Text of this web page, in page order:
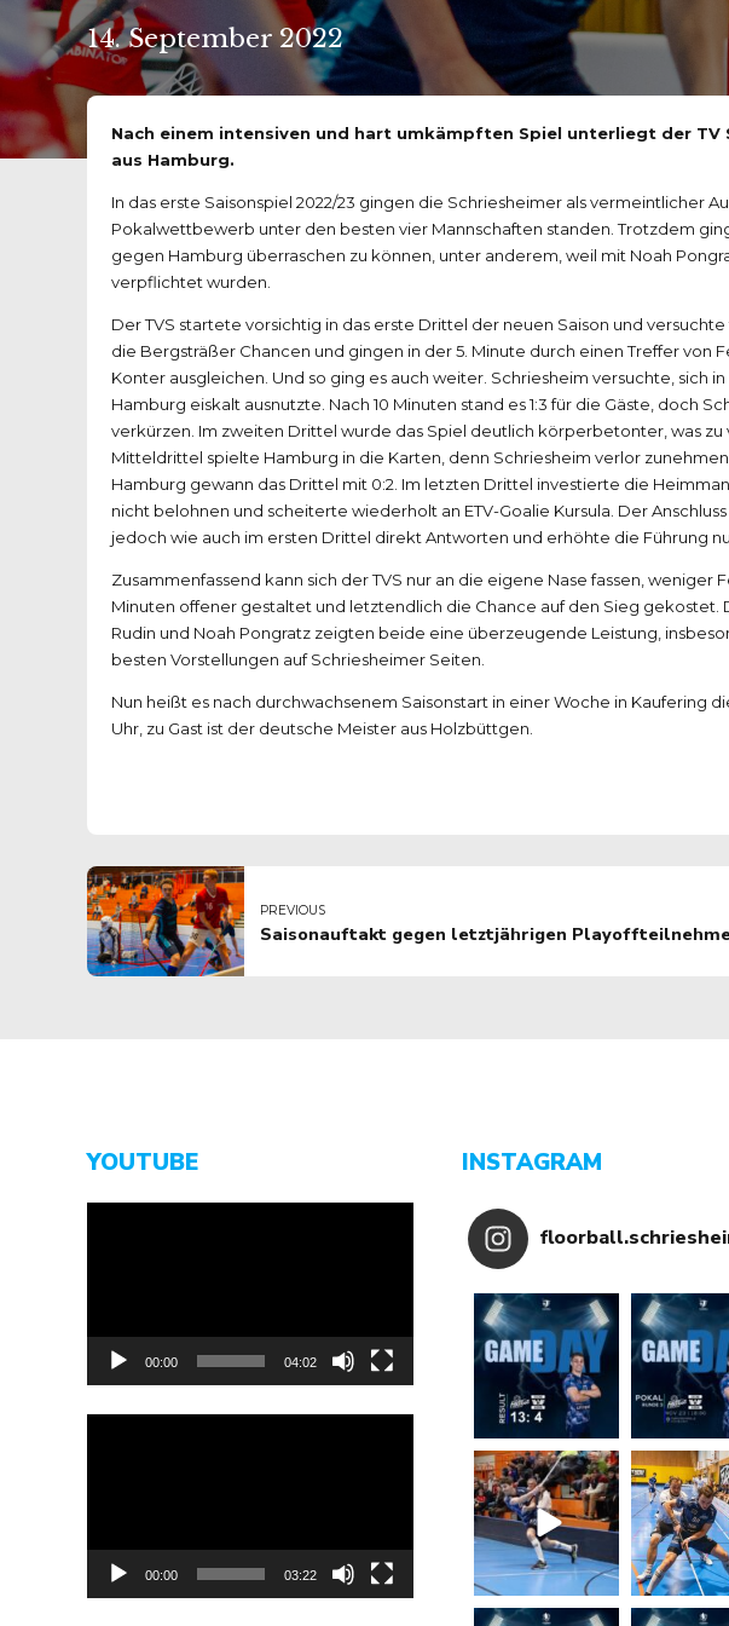
14. September 2022
Nach einem intensiven und hart umkämpften Spiel unterliegt der
aus Hamburg.
In das erste Saisonspiel 2022/23 gingen die Schriesheimer als vermeintlicher
Pokalwettbewerb unter den besten vier Mannschaften standen. Trotzdem
gegen Hamburg überraschen zu können, unter anderem, weil mit Noah
verpflichtet wurden.
Der TVS startete vorsichtig in das erste Drittel der neuen Saison und
die Bergsträßer Chancen und gingen in der 5. Minute durch einen Treffer von
Konter ausgleichen. Und so ging es auch weiter. Schriesheim versuchte,
Hamburg eiskalt ausnutzte. Nach 10 Minuten stand es 1:3 für die Gäste, doch
verkürzen. Im zweiten Drittel wurde das Spiel deutlich körperbetonter, was
Mitteldrittel spielte Hamburg in die Karten, denn Schriesheim verlor
Hamburg gewann das Drittel mit 0:2. Im letzten Drittel investierte die
nicht belohnen und scheiterte wiederholt an ETV-Goalie Kursula. Der
jedoch wie auch im ersten Drittel direkt Antworten und erhöhte die Führung
Zusammenfassend kann sich der TVS nur an die eigene Nase fassen,
Minuten offener gestaltet und letztendlich die Chance auf den Sieg
Rudin und Noah Pongratz zeigten beide eine überzeugende Leistung,
besten Vorstellungen auf Schriesheimer Seiten.
Nun heißt es nach durchwachsenem Saisonstart in einer Woche in Kaufering
Uhr, zu Gast ist der deutsche Meister aus Holzbüttgen.
PREVIOUS
Saisonauftakt gegen letztjährigen
YOUTUBE
00:00 04:02
00:00 03:22
INSTAGRAM